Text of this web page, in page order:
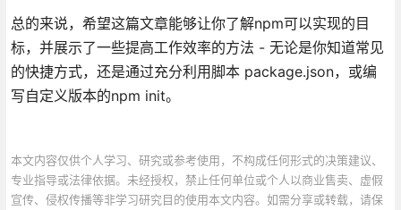
总的来说，希望这篇文章能够让你了解npm可以实现的目
标，并展示了一些提高工作效率的方法 - 无论是你知道常见
的快捷方式，还是通过充分利用脚本 package.json，或编
写自定义版本的npm init。
本文内容仅供个人学习、研究或参考使用，不构成任何形式的决策建议、
专业指导或法律依据。未经授权，禁止任何单位或个人以商业售卖、虚假
宣传、侵权传播等非学习研究目的使用本文内容。如需分享或转载，请保